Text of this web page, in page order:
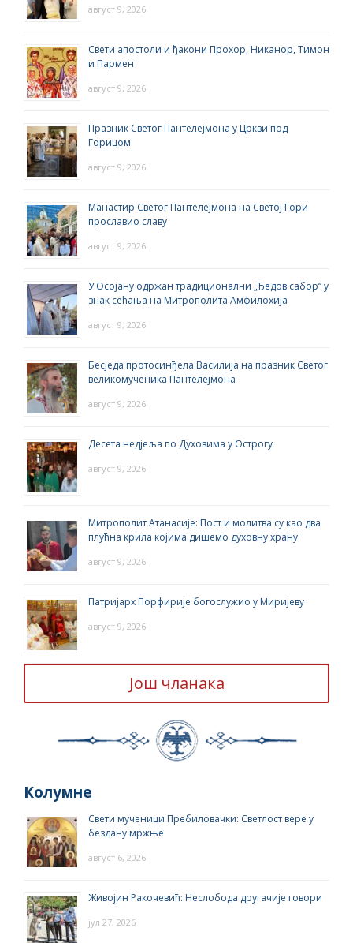
август 9, 2026
Свети апостоли и ђакони Прохор, Никанор, Тимон
и Пармен
август 9, 2026
Празник Светог Пантелејмона у Цркви под
Горицом
август 9, 2026
Манастир Светог Пантелејмона на Светој Гори
прославио славу
август 9, 2026
У Осојану одржан традиционални „Ђедов сабор“ у
знак сећања на Митрополита Амфилохија
август 9, 2026
Бесједа протосинђела Василија на празник Светог
великомученика Пантелејмона
август 9, 2026
Десета недјеља по Духовима у Острогу
август 9, 2026
Митрополит Атанасије: Пост и молитва су као два
плућна крила којима дишемо духовну храну
август 9, 2026
Патријарх Порфирије богослужио у Миријеву
август 9, 2026
Још чланака
Колумне
Свети мученици Пребиловачки: Светлост вере у
бездану мржње
август 6, 2026
Живојин Ракочевић: Неслобода другачије говори
јул 27, 2026